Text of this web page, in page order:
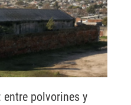
entre polvorines y